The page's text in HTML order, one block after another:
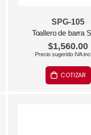
SPG-105
Toallero de barra
$1,560.00
COTIZAR